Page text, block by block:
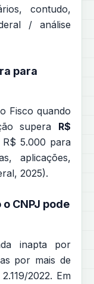
contudo,
/ análise
para
Fisco quando
supera R$
R$ 5.000 para
aplicações,
2025).
CNPJ pode
inapta por
por mais de
2022. Em